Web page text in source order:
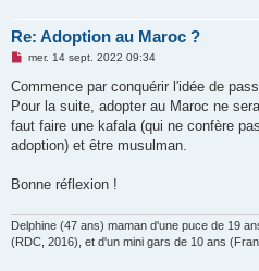
Re: Adoption au Maroc ?
M
s
s
a
g
e
n
l
mer. 14 sept. 2022 09:34
Commence par conquérir l'idée de
Pour la suite, adopter au Maroc ne
faut faire une kafala (qui ne confère
adoption) et être musulman.
Bonne réflexion !
Delphine (47 ans) maman d'une puce de 19
(RDC, 2016), et d'un mini gars de 10 ans